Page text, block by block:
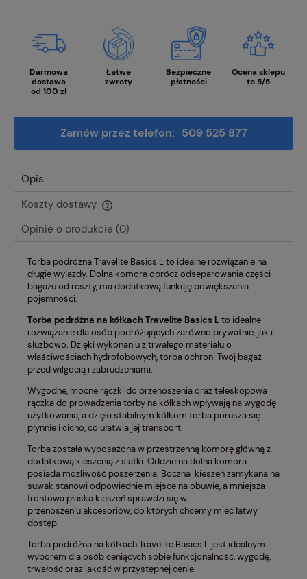
Darmowa
dostawa
od 100 zł
Łatwe
zwroty
Bezpieczne
płatności
Ocena sklepu
to 5/5
Zamów przez telefon: 509 525 877
Opis
Koszty dostawy
Cena nie zawiera ewentualnych kosztów płatności
Opinie o produkcie (0)
Torba podróżna Travelite Basics L to idealne rozwiązanie na
długie wyjazdy. Dolna komora oprócz odseparowania części
bagażu od reszty, ma dodatkową funkcję powiększania
pojemności.
Torba podróżna na kółkach Travelite Basics Lto idealne
rozwiązanie dla osób podróżujących zarówno prywatnie, jak i
służbowo. Dzięki wykonaniu z trwałego materiału o
właściwościach hydrofobowych, torba ochroni Twój bagaż
przed wilgocią i zabrudzeniami.
Wygodne, mocne rączki do przenoszenia oraz teleskopowa
rączka do prowadzenia torby na kółkach wpływają na wygodę
użytkowania, a dzięki stabilnym kółkom torba porusza się
płynnie i cicho, co ułatwia jej transport.
Torba została wyposażona w przestrzenną komorę główną z
dodatkową kieszenią z siatki. Oddzielna dolna komora
posiada możliwość poszerzenia. Boczna kieszeń zamykana na
suwak stanowi odpowiednie miejsce na obuwie, a mniejsza
frontowa płaska kieszeń sprawdzi się w
przenoszeniu akcesoriów, do których chcemy mieć łatwy
dostęp.
Torba podróżna na kółkach Travelite Basics L jest idealnym
wyborem dla osób ceniących sobie funkcjonalność, wygodę,
trwałość oraz jakość w przystępnej cenie.